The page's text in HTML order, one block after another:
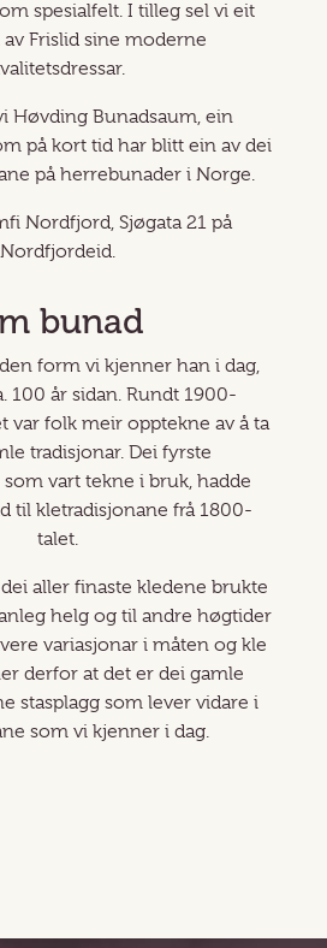
spesialfelt. I tilleg sel vi eit
Frislid sine moderne
Høvding Bunadsaum, ein
på kort tid har blitt ein av dei
på herrebunader i Norge.
Nordfjord, Sjøgata 21 på
Nordfjordeid.
bunad
form vi kjenner han i dag,
100 år sidan. Rundt 1900-
var folk meir opptekne av å ta
tradisjonar. Dei fyrste
vart tekne i bruk, hadde
til kletradisjonane frå 1800-
talet.
aller finaste kledene brukte
helg og til andre høgtider
variasjonar i måten og kle
derfor at det er dei gamle
stasplagg som lever vidare i
som vi kjenner i dag.